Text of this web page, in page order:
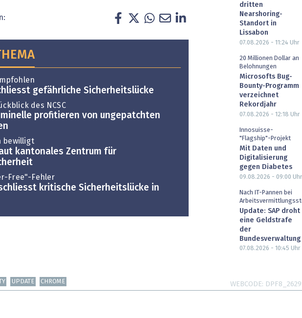
gefährliche Sicherheitslücke
des NCSC
profitieren von ungepatchten
bewilligt
kantonales Zentrum für
Free"-Fehler
kritische Sicherheitslücke in
dritten
Nearshoring-
Standort in
Lissabon
07.08.2026 - 11:24 Uhr
20 Millionen Dollar an
Belohnungen
Microsofts Bug-
Bounty-Programm
verzeichnet
Rekordjahr
07.08.2026 - 12:18 Uhr
Innosuisse-
"Flagship"-Projekt
Mit Daten und
Digitalisierung
gegen Diabetes
09.08.2026 - 09:00 Uhr
Nach IT-Pannen bei
Update: SAP droht
eine Geldstrafe
der
Bundesverwaltung
07.08.2026 - 10:45 Uhr
UPDATE CHROME WEBCODE